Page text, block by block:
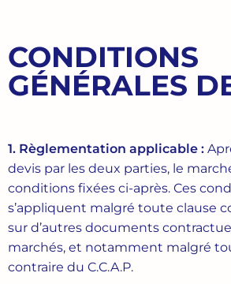
CONDITIONS
GÉNÉRALES
1. Règlementation applicable :
devis par les deux parties, le
conditions fixées ci-après. Ces
s’appliquent malgré toute clause
sur d’autres documents
marchés, et notamment malgré
contraire du C.C.A.P.